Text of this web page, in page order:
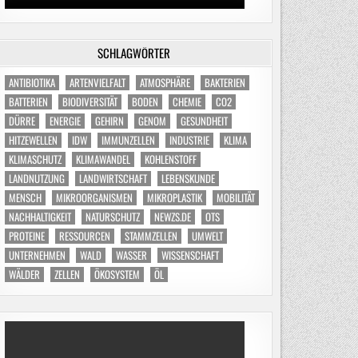
SCHLAGWÖRTER
ANTIBIOTIKA ARTENVIELFALT ATMOSPHÄRE
BAKTERIEN
BATTERIEN
BIODIVERSITÄT BODEN CHEMIE
CO2
DÜRRE
ENERGIE GEHIRN GENOM
GESUNDHEIT
HITZEWELLEN
IDW IMMUNZELLEN INDUSTRIE
KLIMA
KLIMASCHUTZ
KLIMAWANDEL
KOHLENSTOFF
LANDNUTZUNG
LANDWIRTSCHAFT
LEBENSKUNDE
MENSCH
MIKROORGANISMEN MIKROPLASTIK
MOBILITÄT
NACHHALTIGKEIT
NATURSCHUTZ NEWZS.DE
OTS
PROTEINE
RESSOURCEN STAMMZELLEN
UMWELT
UNTERNEHMEN
WALD WASSER
WISSENSCHAFT
WÄLDER
ZELLEN ÖKOSYSTEM ÖL